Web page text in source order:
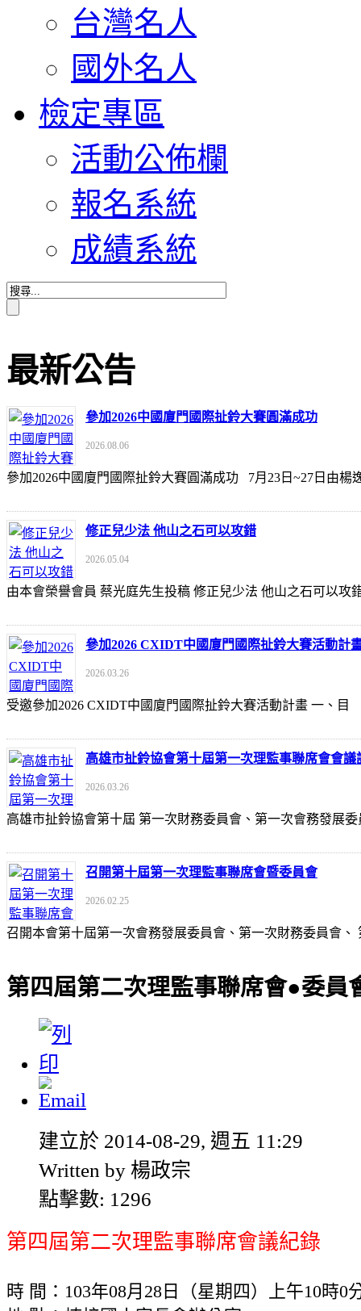
台灣名人
國外名人
檢定專區
活動公佈欄
報名系統
成績系統
最新公告
參加2026中國廈門國際扯鈴大賽圓滿成功
2026.08.06
參加2026中國廈門國際扯鈴大賽圓滿成功 7月23日~27日由
修正兒少法 他山之石可以攻錯
2026.05.04
由本會榮譽會員 蔡光庭先生投稿 修正兒少法 他山之石可以攻
參加2026 CXIDT中國廈門國際扯鈴大賽活動計
2026.03.26
受邀參加2026 CXIDT中國廈門國際扯鈴大賽活動計畫 一、
高雄市扯鈴協會第十屆第一次理監事聯席會會議
2026.03.26
高雄市扯鈴協會第十屆 第一次財務委員會、第一次會務發展
召開第十屆第一次理監事聯席會暨委員會
2026.02.25
召開本會第十屆第一次會務發展委員會、第一次財務委員會
第四屆第二次理監事聯席會●委員
建立於 2014-08-29, 週五 11:29
Written by 楊政宗
點擊數: 1296
第四屆第二次理監事聯席會議紀錄
時 間：103年08月28日（星期四）上午10時0